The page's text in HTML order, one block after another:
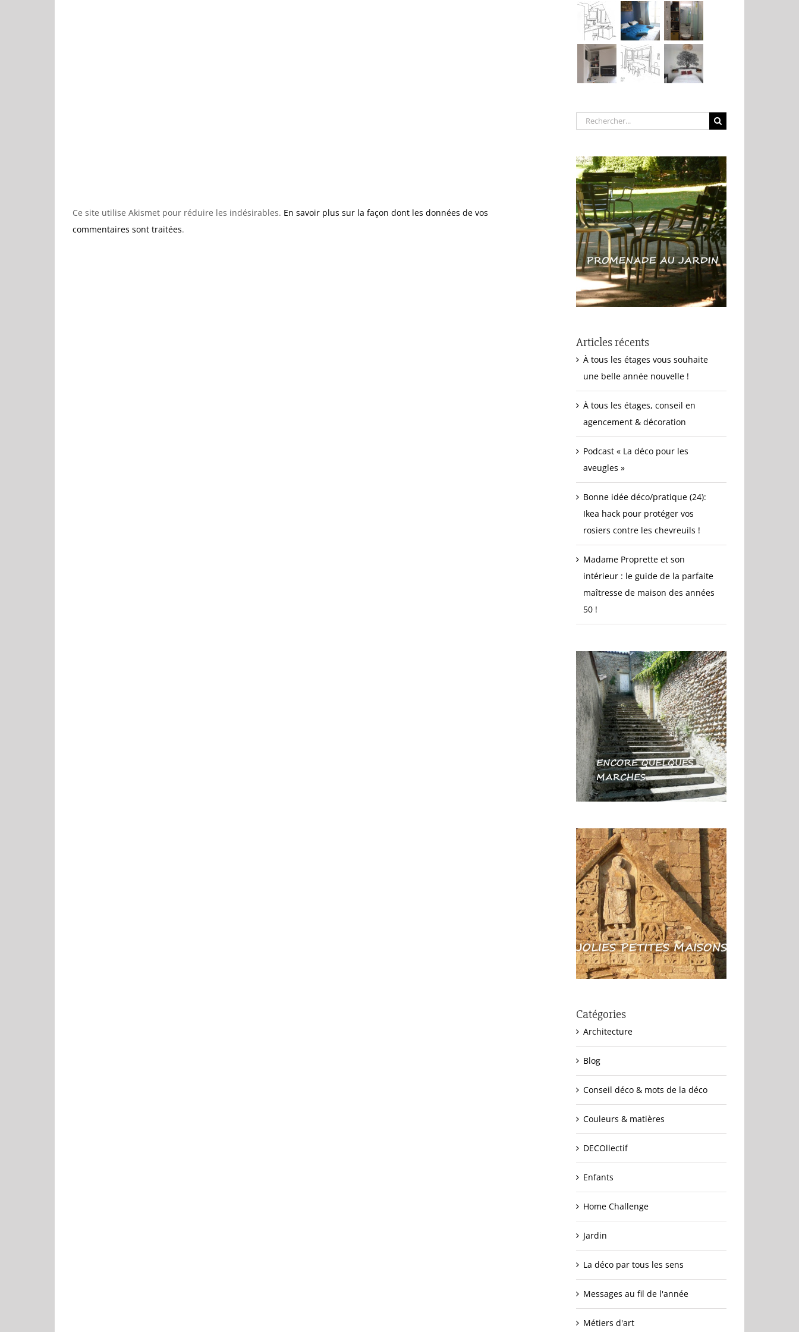
Ce site utilise Akismet pour réduire les indésirables. En savoir plus sur la façon dont les données de vos
commentaires sont traitées.
Rechercher:
Articles récents
À tous les étages vous souhaite
une belle année nouvelle !
À tous les étages, conseil en
agencement & décoration
Podcast « La déco pour les
aveugles »
Bonne idée déco/pratique (24):
Ikea hack pour protéger vos
rosiers contre les chevreuils !
Madame Proprette et son
intérieur : le guide de la parfaite
maîtresse de maison des années
50 !
Catégories
Architecture
Blog
Conseil déco & mots de la déco
Couleurs & matières
DECOllectif
Enfants
Home Challenge
Jardin
La déco par tous les sens
Messages au fil de l'année
Métiers d'art